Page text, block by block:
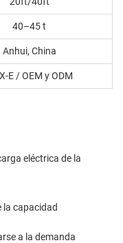
40–45 t
Anhui, China
E / OEM y ODM
eléctrica de la
la capacidad
a la demanda